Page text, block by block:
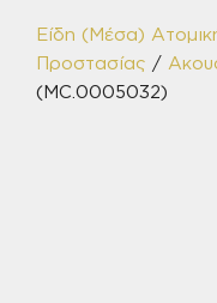
Είδη (Μέσα)
Προστασίας /
(MC.0005032)